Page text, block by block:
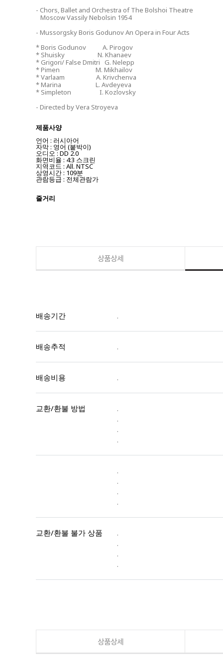
- Chors, Ballet and Orchestra of The Bolshoi Theatre
Moscow Vassily Nebolsin 1954
- Mussorgsky Boris Godunov An Opera in Four Acts
* Boris Godunov A. Pirogov
* Shuisky N. Khanaev
* Grigori/ False Dmitri G. Nelepp
* Pimen M. Mikhailov
* Varlaam A. Krivchenva
* Marina L. Avdeyeva
* Simpleton I. Kozlovsky
- Directed by Vera Stroyeva
제품사양
언어 : 러시아어
자막 : 영어 (붙박이)
오디오 : DD 2.0
화면비율 : 4:3 스크린
지역코드 : All. NTSC
상영시간 : 109분
관람등급 : 전체관람가
줄거리
상품상세
배송기간 .
배송추적 .
배송비용 .
교환/환불 방법
.
.
.
.
.
.
.
.
교환/환불 불가 상품
.
.
.
.
상품상세